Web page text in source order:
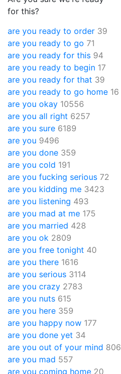
for this?
are you ready to order 39
are you ready to go 71
are you ready for this 94
are you ready to begin 17
are you ready for that 39
are you ready to go home 16
are you okay 10556
are you all right 6257
are you sure 6189
are you 9496
are you done 359
are you cold 191
are you fucking serious 72
are you kidding me 3423
are you listening 493
are you mad at me 175
are you married 428
are you ok 2809
are you free tonight 40
are you there 1616
are you serious 3114
are you crazy 2783
are you nuts 615
are you here 359
are you happy now 177
are you done yet 34
are you out of your mind 806
are you mad 557
are you coming home 20